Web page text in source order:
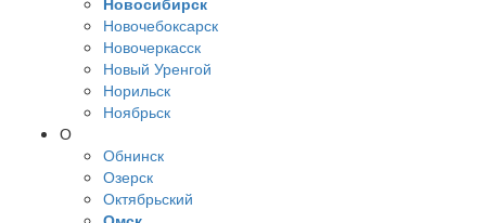
Новочебоксарск
Новочеркасск
Новый Уренгой
Норильск
Ноябрьск
О
Обнинск
Озерск
Октябрьский